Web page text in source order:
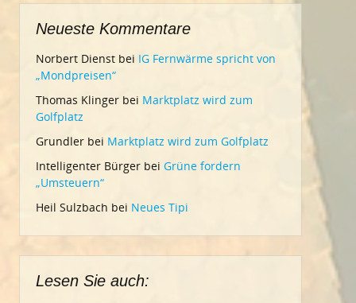
Neueste Kommentare
Norbert Dienst bei IG Fernwärme spricht von
„Mondpreisen“
Thomas Klinger bei Marktplatz wird zum
Golfplatz
Grundler bei Marktplatz wird zum Golfplatz
Intelligenter Bürger bei Grüne fordern
„Umsteuern“
Heil Sulzbach bei Neues Tipi
Lesen Sie auch: